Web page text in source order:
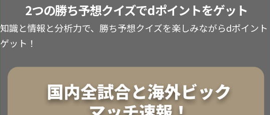
2つの勝ち予想クイズでdポイントをゲット
知識と情報と分析力で、勝ち予想クイズを楽しみながらdポイント
ゲット！